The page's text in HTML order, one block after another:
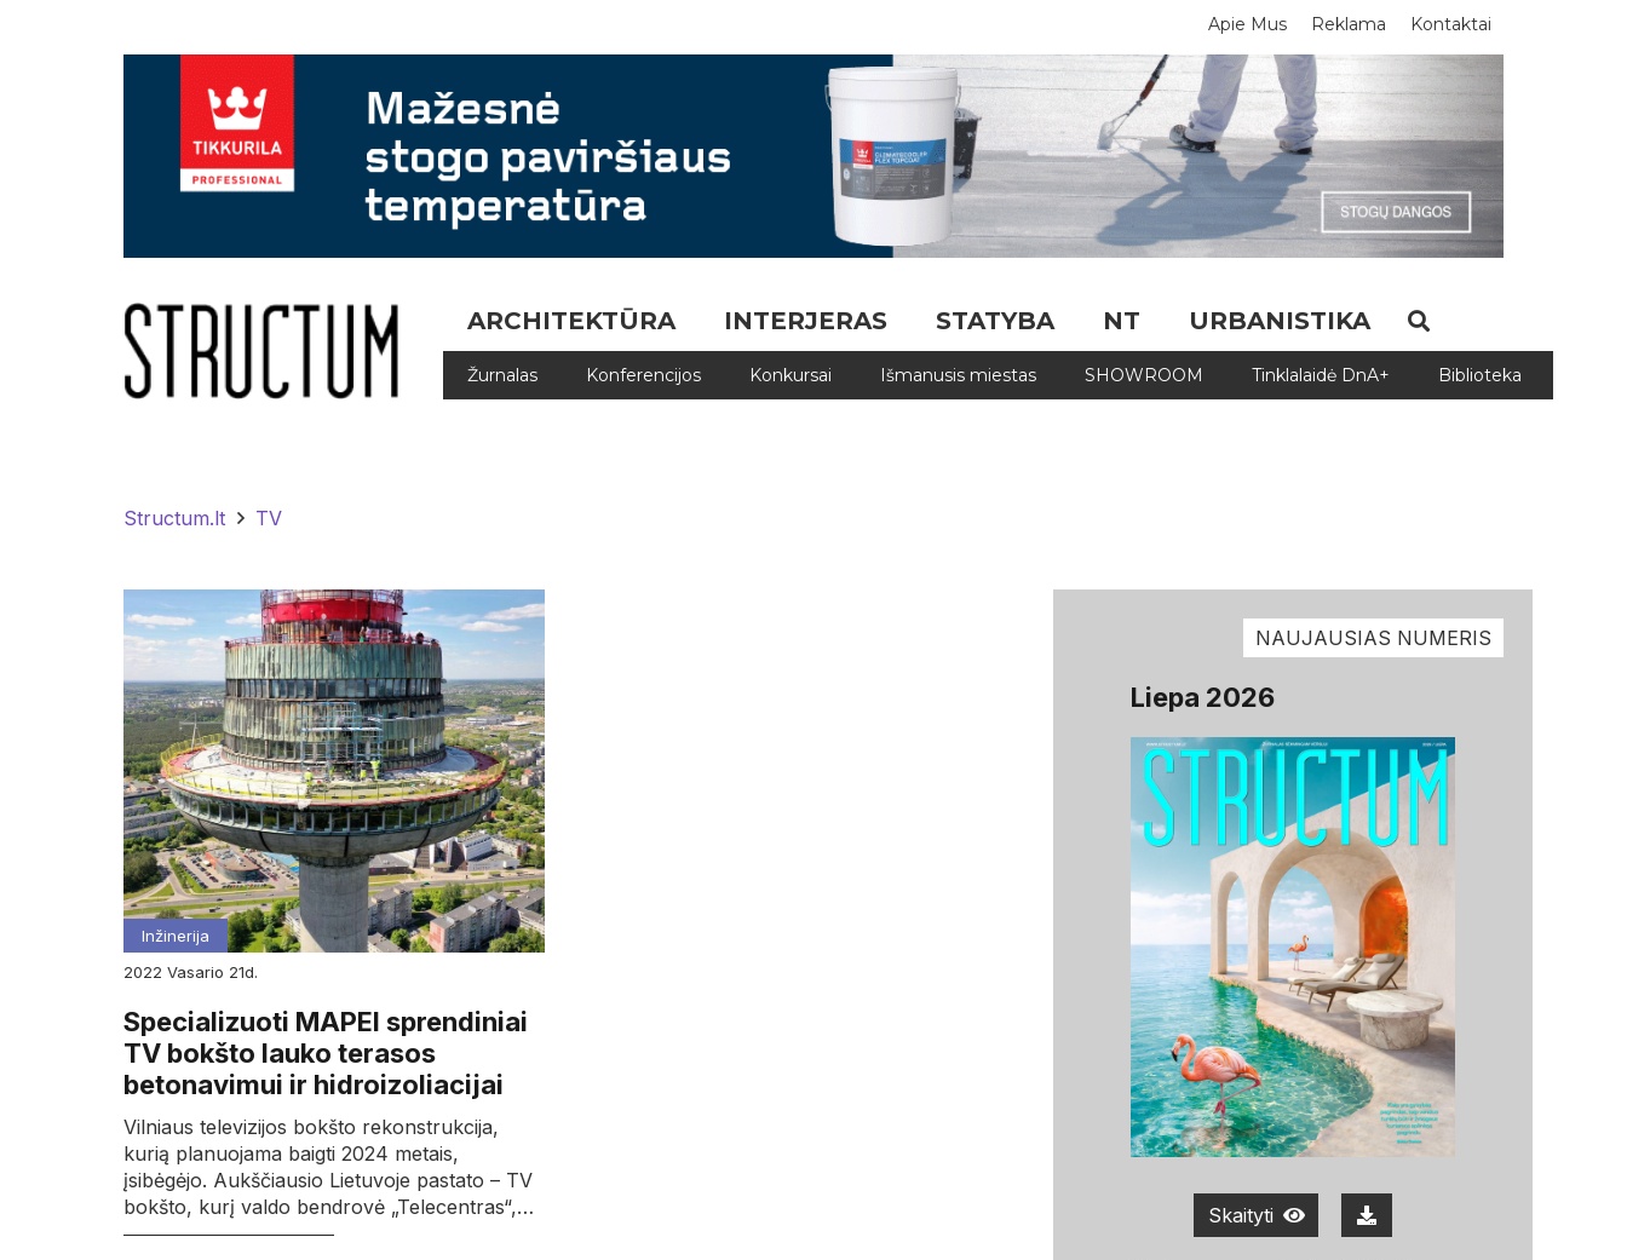
Apie Mus Reklama Kontaktai
ARCHITEKTŪRA INTERJERAS STATYBA NT URBANISTIKA
Žurnalas Konferencijos Konkursai Išmanusis miestas SHOWROOM Tinklalaidė DnA+ Biblioteka
Structum.lt TV
Inžinerija
2022
vasario 21d.
Specializuoti MAPEI sprendiniai
TV bokšto lauko terasos
betonavimui ir hidroizoliacijai
Vilniaus televizijos bokšto rekonstrukcija,
kurią planuojama baigti 2024 metais,
įsibėgėjo. Aukščiausio Lietuvoje pastato – TV
bokšto, kurį valdo bendrovė „Telecentras“,…
NAUJAUSIAS NUMERIS
Liepa 2026
Skaityti